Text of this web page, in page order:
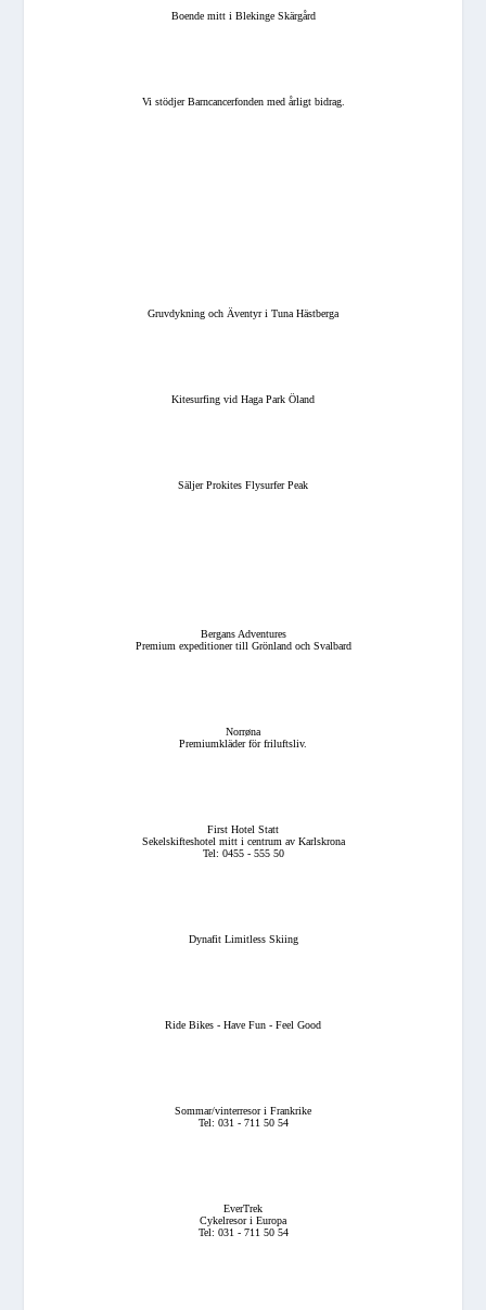
Boende mitt i Blekinge Skärgård
Vi stödjer Barncancerfonden med årligt bidrag.
Gruvdykning och Äventyr i Tuna Hästberga
Kitesurfing vid Haga Park Öland
Säljer Prokites Flysurfer Peak
Bergans Adventures
Premium expeditioner till Grönland och Svalbard
Norrøna
Premiumkläder för friluftsliv.
First Hotel Statt
Sekelskifteshotel mitt i centrum av Karlskrona
Tel: 0455 - 555 50
Dynafit Limitless Skiing
Ride Bikes - Have Fun - Feel Good
Sommar/vinterresor i Frankrike
Tel: 031 - 711 50 54
EverTrek
Cykelresor i Europa
Tel: 031 - 711 50 54